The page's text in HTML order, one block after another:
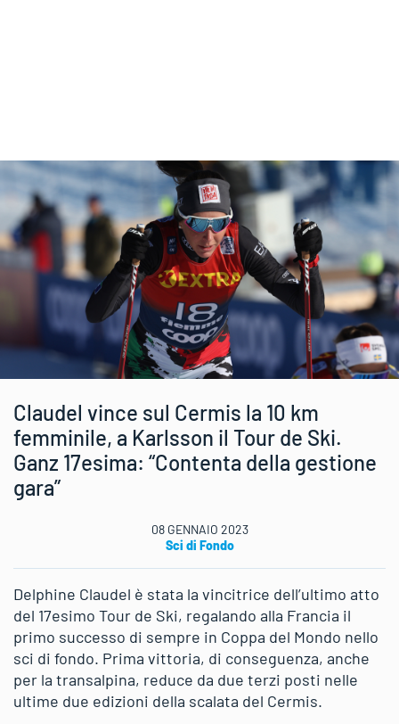
Claudel vince sul Cermis la 10 km
femminile, a Karlsson il Tour de Ski.
Ganz 17esima: “Contenta della gestione
gara”
08 GENNAIO 2023
Sci di Fondo
Delphine Claudel è stata la vincitrice dell’ultimo atto
del 17esimo Tour de Ski, regalando alla Francia il
primo successo di sempre in Coppa del Mondo nello
sci di fondo. Prima vittoria, di conseguenza, anche
per la transalpina, reduce da due terzi posti nelle
ultime due edizioni della scalata del Cermis.